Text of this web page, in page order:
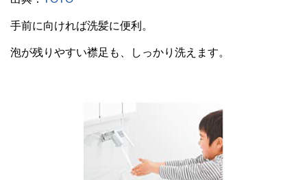
手前に向ければ洗髪に便利。
泡が残りやすい襟足も、しっかり洗えます。